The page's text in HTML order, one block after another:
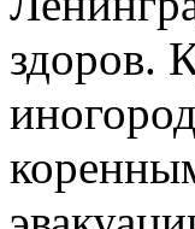
здоров.